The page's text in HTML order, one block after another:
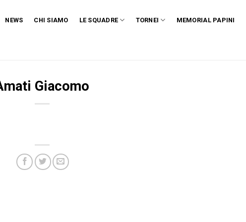
NEWS CHI SIAMO LE SQUADRE TORNEI MEMORIAL PAPINI
Giacomo